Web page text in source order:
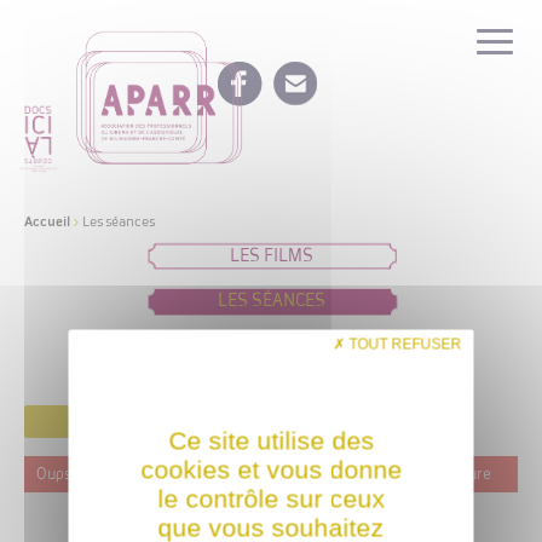
Accueil > Les séances
LES FILMS
LES SÉANCES
IDÉES DE PROGRAMMATION
Oups ! Ce film n'est programmé actuellement dans aucune structure
Ce site utilise des
cookies et vous donne
le contrôle sur ceux
que vous souhaitez
TOUT REFUSER